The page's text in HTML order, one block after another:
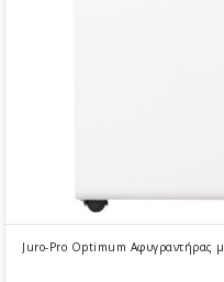
Juro-Pro Optimum Αφυγραντήρας